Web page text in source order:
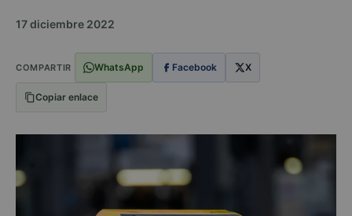
17 diciembre 2022
COMPARTIR WhatsApp Facebook X
Copiar enlace